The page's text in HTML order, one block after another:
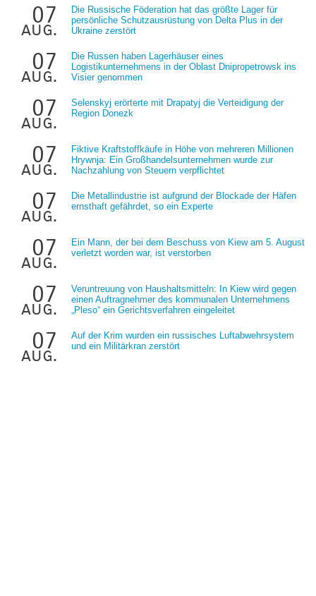
07
aug.
Die Russische Föderation hat das größte Lager für
persönliche Schutzausrüstung von Delta Plus in der
Ukraine zerstört
07
aug.
Die Russen haben Lagerhäuser eines
Logistikunternehmens in der Oblast Dnipropetrowsk ins
Visier genommen
07
aug.
Selenskyj erörterte mit Drapatyj die Verteidigung der
Region Donezk
07
aug.
Fiktive Kraftstoffkäufe in Höhe von mehreren Millionen
Hrywnja: Ein Großhandelsunternehmen wurde zur
Nachzahlung von Steuern verpflichtet
07
aug.
Die Metallindustrie ist aufgrund der Blockade der Häfen
ernsthaft gefährdet, so ein Experte
07
aug.
Ein Mann, der bei dem Beschuss von Kiew am 5. August
verletzt worden war, ist verstorben
07
aug.
Veruntreuung von Haushaltsmitteln: In Kiew wird gegen
einen Auftragnehmer des kommunalen Unternehmens
„Pleso“ ein Gerichtsverfahren eingeleitet
07
aug.
Auf der Krim wurden ein russisches Luftabwehrsystem
und ein Militärkran zerstört